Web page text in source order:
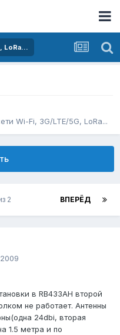
LoRa...
Wi-Fi, 3G/LTE/5G, LoRa...
ВПЕРЁД
2
в RB433AH второй
не работает. Антенны
24dbi, вторая
1.5 метра и по